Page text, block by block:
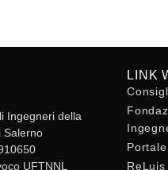
Ingegneri della
Salerno
UFTNNL
LINK
ReLuis